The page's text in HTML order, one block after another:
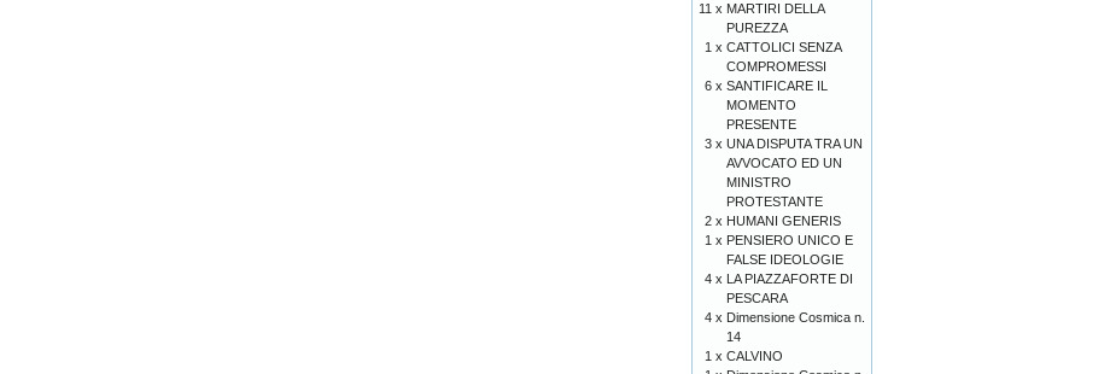
11 x MARTIRI DELLA
PUREZZA
1 x CATTOLICI SENZA
COMPROMESSI
6 x SANTIFICARE IL
MOMENTO
PRESENTE
3 x UNA DISPUTA TRA UN
AVVOCATO ED UN
MINISTRO
PROTESTANTE
2 x HUMANI GENERIS
1 x PENSIERO UNICO E
FALSE IDEOLOGIE
4 x LA PIAZZAFORTE DI
PESCARA
4 x Dimensione Cosmica n.
14
1 x CALVINO